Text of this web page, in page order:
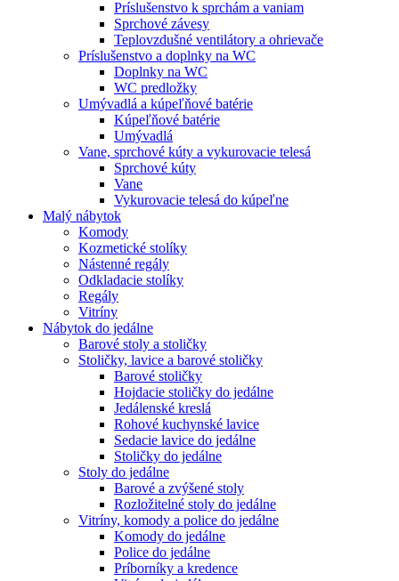
Príslušenstvo k sprchám a vaniam
Sprchové závesy
Teplovzdušné ventilátory a ohrievače
Príslušenstvo a doplnky na WC
Doplnky na WC
WC predložky
Umývadlá a kúpeľňové batérie
Kúpeľňové batérie
Umývadlá
Vane, sprchové kúty a vykurovacie telesá
Sprchové kúty
Vane
Vykurovacie telesá do kúpeľne
Malý nábytok
Komody
Kozmetické stolíky
Nástenné regály
Odkladacie stolíky
Regály
Vitríny
Nábytok do jedálne
Barové stoly a stoličky
Stoličky, lavice a barové stoličky
Barové stoličky
Hojdacie stoličky do jedálne
Jedálenské kreslá
Rohové kuchynské lavice
Sedacie lavice do jedálne
Stoličky do jedálne
Stoly do jedálne
Barové a zvýšené stoly
Rozložitelné stoly do jedálne
Vitríny, komody a police do jedálne
Komody do jedálne
Police do jedálne
Príborníky a kredence